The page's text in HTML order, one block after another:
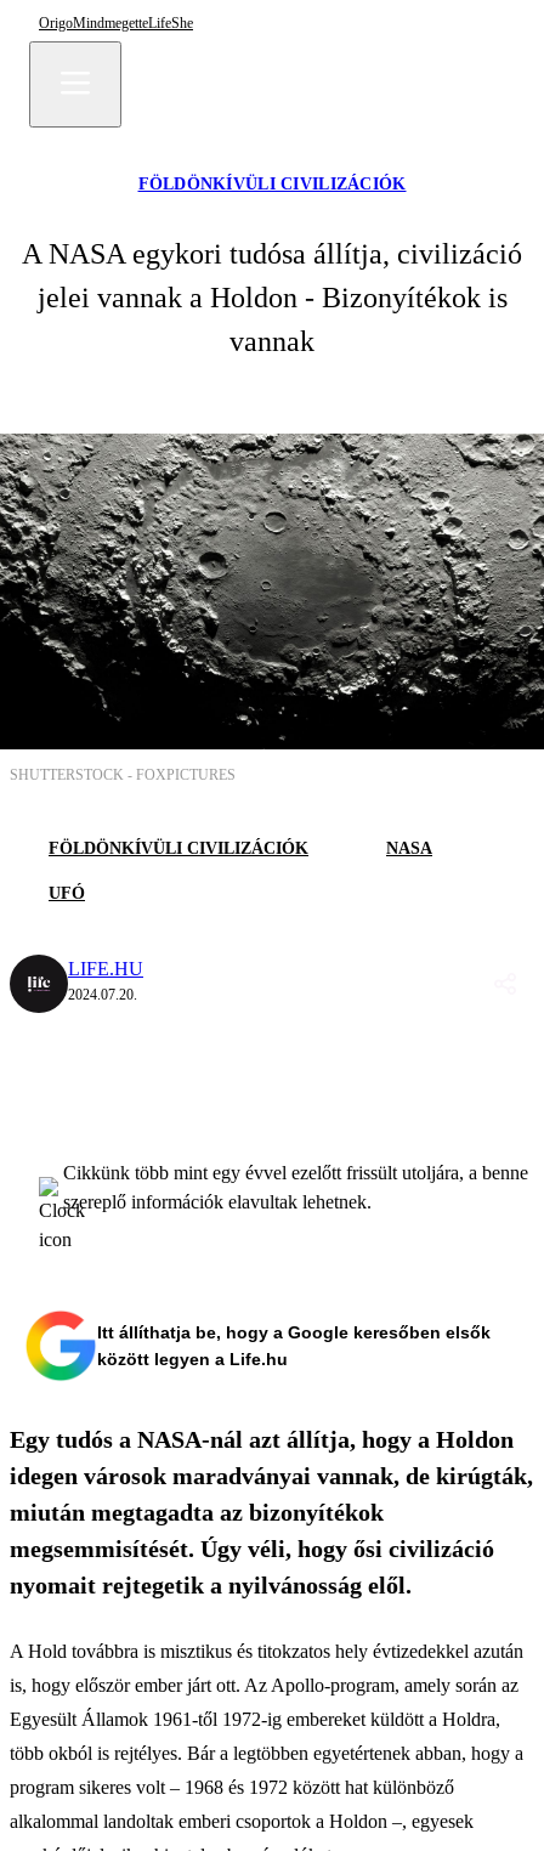
OrigoMindmegetteLifeShe
FÖLDÖNKÍVÜLI CIVILIZÁCIÓK
A NASA egykori tudósa állítja, civilizáció
jelei vannak a Holdon - Bizonyítékok is
vannak
SHUTTERSTOCK - FOXPICTURES
FÖLDÖNKÍVÜLI CIVILIZÁCIÓK NASA
UFÓ
LIFE.HU
2024.07.20.
Cikkünk több mint egy évvel ezelőtt frissült utoljára, a benne
szereplő információk elavultak lehetnek.
Itt állíthatja be, hogy a Google keresőben elsők
között legyen a Life.hu
Egy tudós a NASA-nál azt állítja, hogy a Holdon
idegen városok maradványai vannak, de kirúgták,
miután megtagadta az bizonyítékok
megsemmisítését. Úgy véli, hogy ősi civilizáció
nyomait rejtegetik a nyilvánosság elől.
A Hold továbbra is misztikus és titokzatos hely évtizedekkel azután
is, hogy először ember járt ott. Az Apollo-program, amely során az
Egyesült Államok 1961-től 1972-ig embereket küldött a Holdra,
több okból is rejtélyes. Bár a legtöbben egyetértenek abban, hogy a
program sikeres volt – 1968 és 1972 között hat különböző
alkalommal landoltak emberi csoportok a Holdon –, egyesek